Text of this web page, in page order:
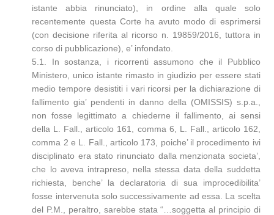
istante abbia rinunciato), in ordine alla quale solo
recentemente questa Corte ha avuto modo di esprimersi
(con decisione riferita al ricorso n. 19859/2016, tuttora in
corso di pubblicazione), e’ infondato.
5.1. In sostanza, i ricorrenti assumono che il Pubblico
Ministero, unico istante rimasto in giudizio per essere stati
medio tempore desistiti i vari ricorsi per la dichiarazione di
fallimento gia’ pendenti in danno della (OMISSIS) s.p.a.,
non fosse legittimato a chiederne il fallimento, ai sensi
della L. Fall., articolo 161, comma 6, L. Fall., articolo 162,
comma 2 e L. Fall., articolo 173, poiche’ il procedimento ivi
disciplinato era stato rinunciato dalla menzionata societa’,
che lo aveva intrapreso, nella stessa data della suddetta
richiesta, benche’ la declaratoria di sua improcedibilita’
fosse intervenuta solo successivamente ad essa. La scelta
del P.M., peraltro, sarebbe stata “…soggetta al principio di